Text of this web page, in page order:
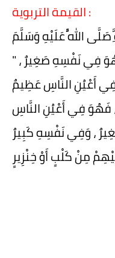
القيمة التربوية :
" مَنْ تَوَاضَعَ لِلَّهِ رَفَعَهُ اللَّهُ ، فَهُوَ فِي نَفْسِهِ صَغِيرٌ ،
أَعْيُنِ النَّاسِ عَظِيمٌ
فَهُوَ فِي أَعْيُنِ النَّاسِ
، وَفِي نَفْسِهِ كَبِيرٌ